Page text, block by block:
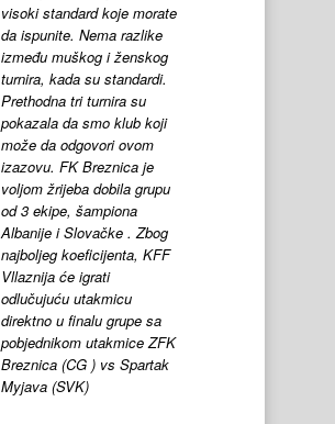
visoki standard koje morate
da ispunite. Nema razlike
između muškog i ženskog
turnira, kada su standardi.
Prethodna tri turnira su
pokazala da smo klub koji
može da odgovori ovom
izazovu. FK Breznica je
voljom žrijeba dobila grupu
od 3 ekipe, šampiona
Albanije i Slovačke . Zbog
najboljeg koeficijenta, KFF
Vllaznija će igrati
odlučujuću utakmicu
direktno u finalu grupe sa
pobjednikom utakmice ZFK
Breznica (CG ) vs Spartak
Myjava (SVK)